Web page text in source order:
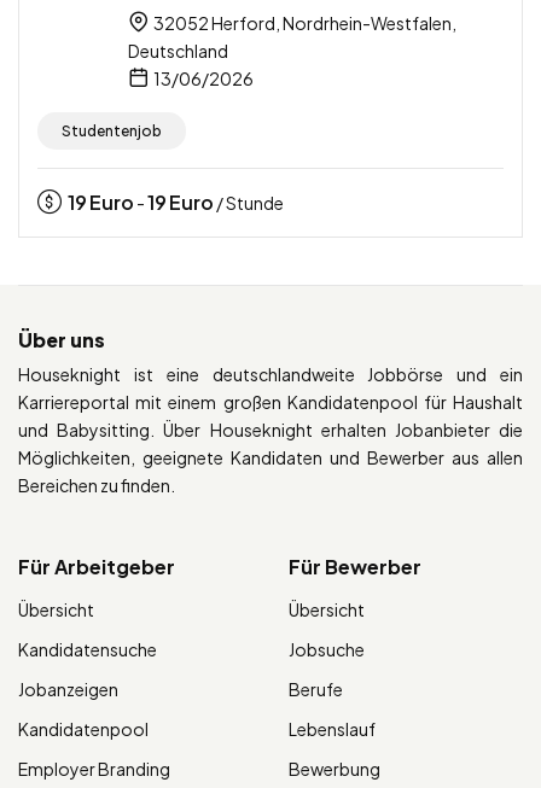
32052 Herford, Nordrhein-Westfalen,
Deutschland
13/06/2026
Studentenjob
19Euro -19Euro / Stunde
Über uns
Houseknight ist eine deutschlandweite Jobbörse und ein
Karriereportal mit einem großen Kandidatenpool für Haushalt
und Babysitting. Über Houseknight erhalten Jobanbieter die
Möglichkeiten, geeignete Kandidaten und Bewerber aus allen
Bereichen zu finden.
Für Arbeitgeber
Übersicht
Kandidatensuche
Jobanzeigen
Kandidatenpool
Employer Branding
Für Bewerber
Übersicht
Jobsuche
Berufe
Lebenslauf
Bewerbung